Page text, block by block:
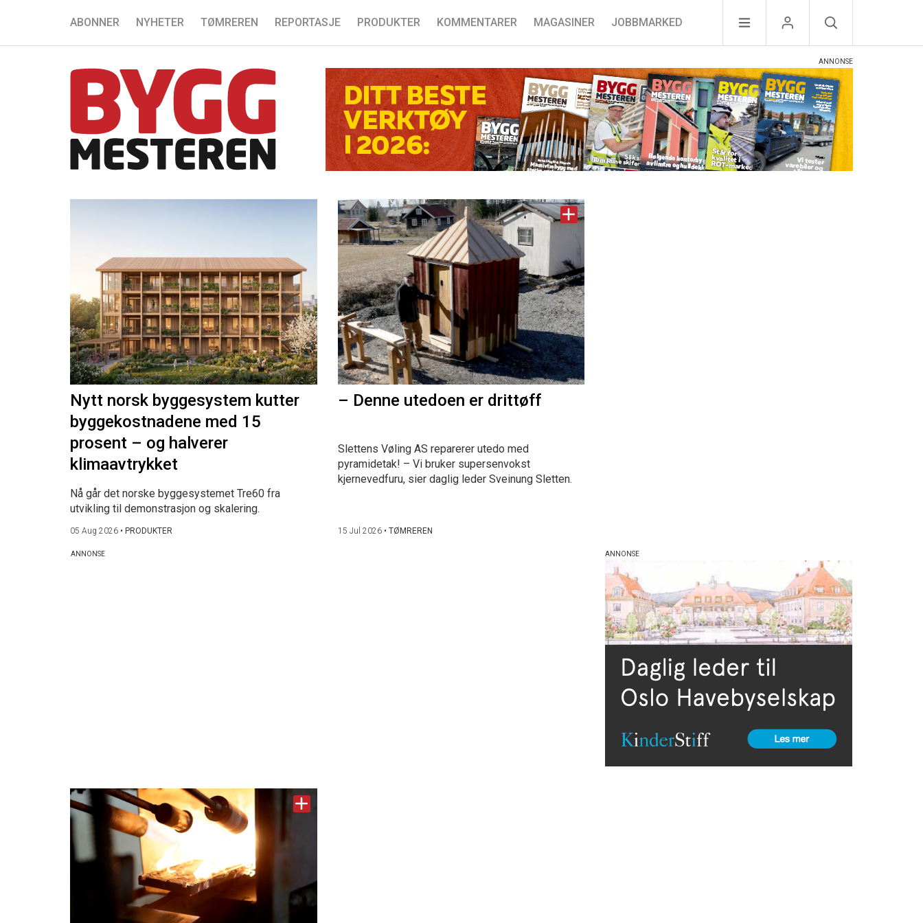
ABONNER NYHETER TØMREREN REPORTASJE PRODUKTER KOMMENTARER MAGASINER JOBBMARKED
Nytt norsk byggesystem kutter
byggekostnadene med 15
prosent – og halverer
klimaavtrykket
Nå går det norske byggesystemet Tre60 fra
utvikling til demonstrasjon og skalering.
05 Aug 2026 • PRODUKTER
– Denne utedoen er drittøff
Slettens Vøling AS reparerer utedo med
pyramidetak! – Vi bruker supersenvokst
kjernevedfuru, sier daglig leder Sveinung Sletten.
15 Jul 2026• TØMREREN